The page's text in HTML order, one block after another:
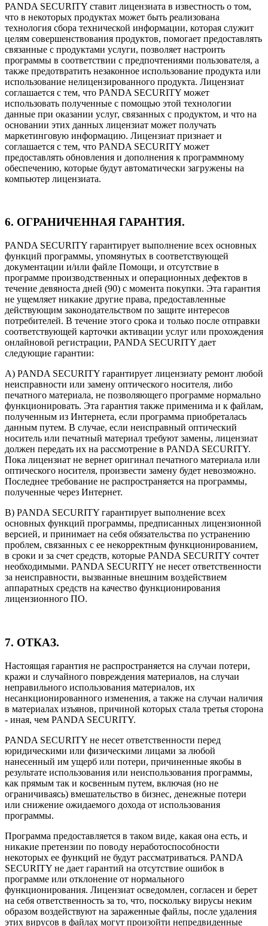
PANDA SECURITY ставит лицензиата в известность о том,
что в некоторых продуктах может быть реализована
технология сбора технической информации, которая служит
целям совершенствования продуктов, помогает предоставлять
связанные с продуктами услуги, позволяет настроить
программы в соответствии с предпочтениями пользователя, а
также предотвратить незаконное использование продукта или
использование нелицензированного продукта. Лицензиат
соглашается с тем, что PANDA SECURITY может
использовать полученные с помощью этой технологии
данные при оказании услуг, связанных с продуктом, и что на
основании этих данных лицензиат может получать
маркетинговую информацию. Лицензиат признает и
соглашается с тем, что PANDA SECURITY может
предоставлять обновления и дополнения к программному
обеспечению, которые будут автоматически загружены на
компьютер лицензиата.
6. ОГРАНИЧЕННАЯ ГАРАНТИЯ.
PANDA SECURITY гарантирует выполнение всех основных
функций программы, упомянутых в соответствующей
документации и/или файле Помощи, и отсутствие в
программе производственных и операционных дефектов в
течение девяноста дней (90) с момента покупки. Эта гарантия
не ущемляет никакие другие права, предоставленные
действующим законодательством по защите интересов
потребителей. В течение этого срока и только после отправки
соответствующей карточки активации услуг или прохождения
онлайновой регистрации, PANDA SECURITY дает
следующие гарантии:
A) PANDA SECURITY гарантирует лицензиату ремонт любой
неисправности или замену оптического носителя, либо
печатного материала, не позволяющего программе нормально
функционировать. Эта гарантия также применима и к файлам,
полученным из Интернета, если программа приобреталась
данным путем. В случае, если неисправный оптический
носитель или печатный материал требуют замены, лицензиат
должен передать их на рассмотрение в PANDA SECURITY.
Пока лицензиат не вернет оригинал печатного материала или
оптического носителя, произвести замену будет невозможно.
Последнее требование не распространяется на программы,
полученные через Интернет.
B) PANDA SECURITY гарантирует выполнение всех
основных функций программы, предписанных лицензионной
версией, и принимает на себя обязательства по устранению
проблем, связанных с ее некорректным функционированием,
в сроки и за счет средств, которые PANDA SECURITY сочтет
необходимыми. PANDA SECURITY не несет ответственности
за неисправности, вызванные внешним воздействием
аппаратных средств на качество функционирования
лицензионного ПО.
7. ОТКАЗ.
Настоящая гарантия не распространяется на случаи потери,
кражи и случайного повреждения материалов, на случаи
неправильного использования материалов, их
несанкционированного изменения, а также на случаи наличия
в материалах изъянов, причиной которых стала третья сторона
- иная, чем PANDA SECURITY.
PANDA SECURITY не несет ответственности перед
юридическими или физическими лицами за любой
нанесенный им ущерб или потери, причиненные якобы в
результате использования или неиспользования программы,
как прямым так и косвенным путем, включая (но не
ограничиваясь) вмешательство в бизнес, денежные потери
или снижение ожидаемого дохода от использования
программы.
Программа предоставляется в таком виде, какая она есть, и
никакие претензии по поводу неработоспособности
некоторых ее функций не будут рассматриваться. PANDA
SECURITY не дает гарантий на отсутствие ошибок в
программе или отклонение от нормального
функционирования. Лицензиат осведомлен, согласен и берет
на себя ответственность за то, что, поскольку вирусы неким
образом воздействуют на зараженные файлы, после удаления
этих вирусов в файлах могут произойти непредвиденные